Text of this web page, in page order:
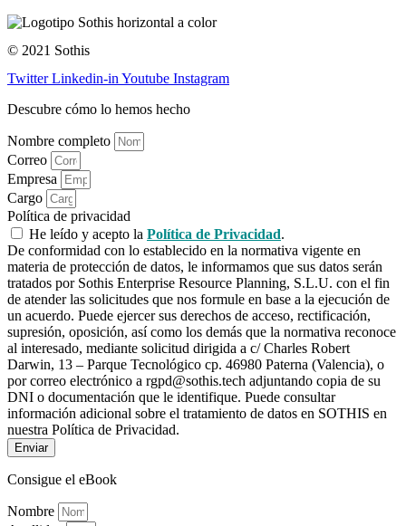
© 2021 Sothis
Twitter Linkedin-in Youtube Instagram
Descubre cómo lo hemos hecho
Nombre completo
Correo
Empresa
Cargo
Política de privacidad
He leído y acepto la Política de Privacidad.
De conformidad con lo establecido en la normativa vigente en
materia de protección de datos, le informamos que sus datos serán
tratados por Sothis Enterprise Resource Planning, S.L.U. con el fin
de atender las solicitudes que nos formule en base a la ejecución de
un acuerdo. Puede ejercer sus derechos de acceso, rectificación,
supresión, oposición, así como los demás que la normativa reconoce
al interesado, mediante solicitud dirigida a c/ Charles Robert
Darwin, 13 – Parque Tecnológico cp. 46980 Paterna (Valencia), o
por correo electrónico a rgpd@sothis.tech adjuntando copia de su
DNI o documentación que le identifique. Puede consultar
información adicional sobre el tratamiento de datos en SOTHIS en
nuestra Política de Privacidad.
Enviar
Consigue el eBook
Nombre